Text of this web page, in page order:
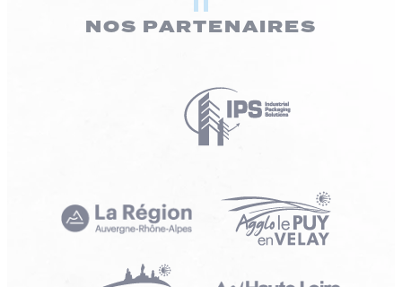
NOS PARTENAIRES